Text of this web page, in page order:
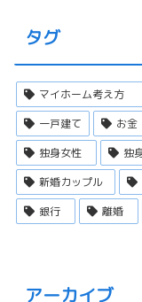
タグ
マイホーム考え方
一戸建て
お金
独身女性
独
新婚カップル
銀行
離婚
アーカイブ